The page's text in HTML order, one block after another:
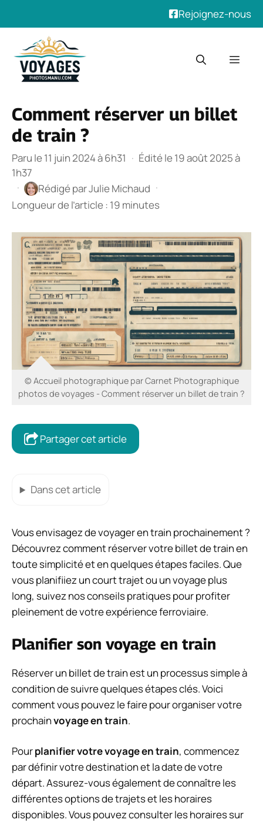
Rejoignez-nous
contenu
Comment réserver un billet
de train ?
Paru le 11 juin 2024 à 6h31 · Édité le 19 août 2025 à
1h37
·
Rédigé parJulie Michaud ·
Longueur de l’article : 19 minutes
© Accueil photographique par Carnet Photographique
photos de voyages - Comment réserver un billet de train ?
Partager cet article
Dans cet article
Vous envisagez de voyager en train prochainement ?
Découvrez comment réserver votre billet de train en
toute simplicité et en quelques étapes faciles. Que
vous planifiiez un court trajet ou un voyage plus
long, suivez nos conseils pratiques pour profiter
pleinement de votre expérience ferroviaire.
Planifier son voyage en train
Réserver un billet de train est un processus simple à
condition de suivre quelques étapes clés. Voici
comment vous pouvez le faire pour organiser votre
prochainvoyage en train.
Pourplanifier votre voyage en train, commencez
par définir votre destination et la date de votre
départ. Assurez-vous également de connaître les
différentes options de trajets et les horaires
disponibles. Vous pouvez consulter les horaires sur